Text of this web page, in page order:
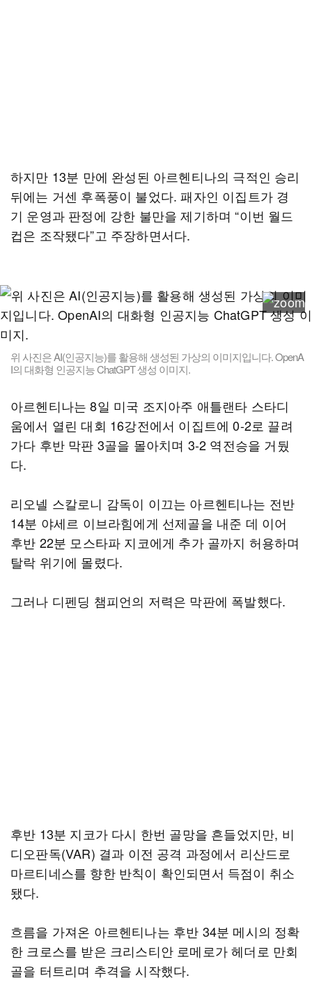
하지만 13분 만에 완성된 아르헨티나의 극적인 승리
뒤에는 거센 후폭풍이 불었다. 패자인 이집트가 경
기 운영과 판정에 강한 불만을 제기하며 “이번 월드
컵은 조작됐다”고 주장하면서다.
위 사진은 AI(인공지능)를 활용해 생성된 가상의 이미지입니다. OpenA
I의 대화형 인공지능 ChatGPT 생성 이미지.
아르헨티나는 8일 미국 조지아주 애틀랜타 스타디
움에서 열린 대회 16강전에서 이집트에 0-2로 끌려
가다 후반 막판 3골을 몰아치며 3-2 역전승을 거뒀
다.
리오넬 스칼로니 감독이 이끄는 아르헨티나는 전반
14분 야세르 이브라힘에게 선제골을 내준 데 이어
후반 22분 모스타파 지코에게 추가 골까지 허용하며
탈락 위기에 몰렸다.
그러나 디펜딩 챔피언의 저력은 막판에 폭발했다.
후반 13분 지코가 다시 한번 골망을 흔들었지만, 비
디오판독(VAR) 결과 이전 공격 과정에서 리산드로
마르티네스를 향한 반칙이 확인되면서 득점이 취소
됐다.
흐름을 가져온 아르헨티나는 후반 34분 메시의 정확
한 크로스를 받은 크리스티안 로메로가 헤더로 만회
골을 터트리며 추격을 시작했다.